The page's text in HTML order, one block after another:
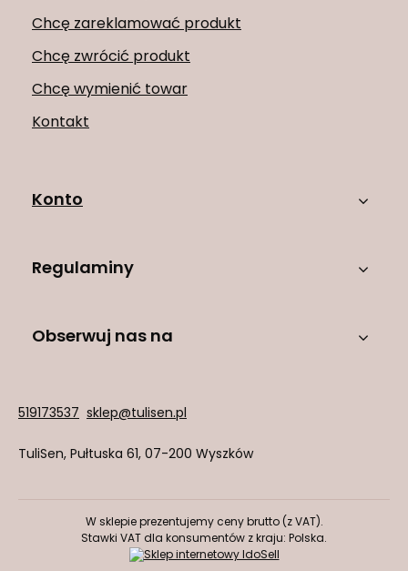
Chcę zareklamować produkt
Chcę zwrócić produkt
Chcę wymienić towar
Kontakt
Konto
Regulaminy
Obserwuj nas na
519173537 sklep@tulisen.pl
TuliSen, Pułtuska 61, 07-200 Wyszków
W sklepie prezentujemy ceny brutto (z VAT).
Stawki VAT dla konsumentów z kraju: Polska.